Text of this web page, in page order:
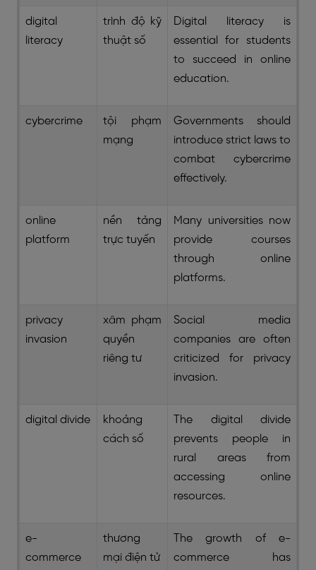
digital
literacy
trình độ kỹ
thuật số
Digital literacy is
essential for students
to succeed in online
education.
cybercrime
tội phạm
mạng
Governments should
introduce strict laws to
combat cybercrime
effectively.
online
platform
nền tảng
trực tuyến
Many universities now
provide courses
through online
platforms.
privacy
invasion
xâm phạm
quyền
riêng tư
Social media
companies are often
criticized for privacy
invasion.
digital divide
khoảng
cách số
The digital divide
prevents people in
rural areas from
accessing online
resources.
e-
commerce
thương
mại điện tử
The growth of e-
commerce has